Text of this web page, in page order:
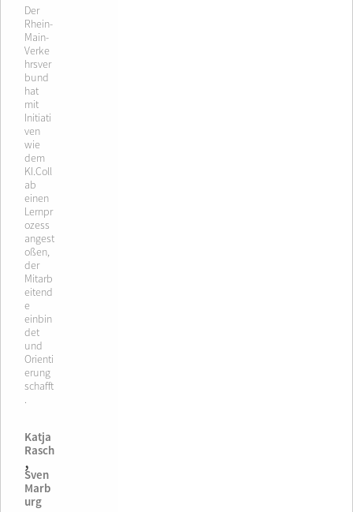
Der
Rhein-
Main-
Verke
hrsver
bund
hat
mit
Initiati
ven
wie
dem
KI.Coll
ab
einen
Lernpr
ozess
angest
oßen,
der
Mitarb
eitend
e
einbin
det
und
Orienti
erung
schafft
.
Katja
Rasch
,
Sven
Marb
urg